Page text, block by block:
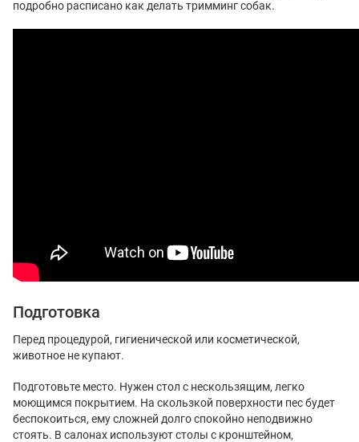
подробно расписано как делать тримминг собак.
Подготовка
Перед процедурой, гигиенической или косметической,
животное не купают.
Подготовьте место. Нужен стол с нескользящим, легко
моющимся покрытием. На скользкой поверхности пес будет
беспокоиться, ему сложней долго спокойно неподвижно
стоять. В салонах используют столы с кронштейном,